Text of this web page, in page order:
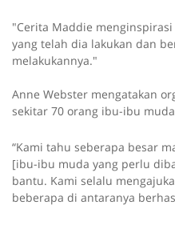
"Cerita Maddie
yang telah dia lakukan dan
melakukannya."
Anne Webster mengatakan
sekitar 70 orang ibu-ibu
“Kami tahu seberapa besar
[ibu-ibu muda yang perlu
bantu. Kami selalu
beberapa di antaranya